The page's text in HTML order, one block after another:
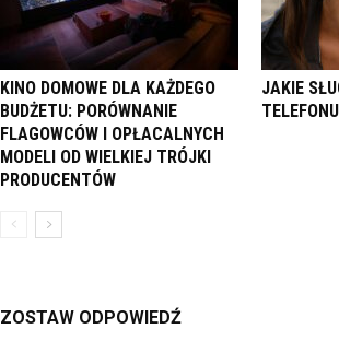
KINO DOMOWE DLA KAŻDEGO
BUDŻETU: PORÓWNANIE
FLAGOWCÓW I OPŁACALNYCH
MODELI OD WIELKIEJ TRÓJKI
PRODUCENTÓW
JAKIE
ZOSTAW ODPOWIEDŹ